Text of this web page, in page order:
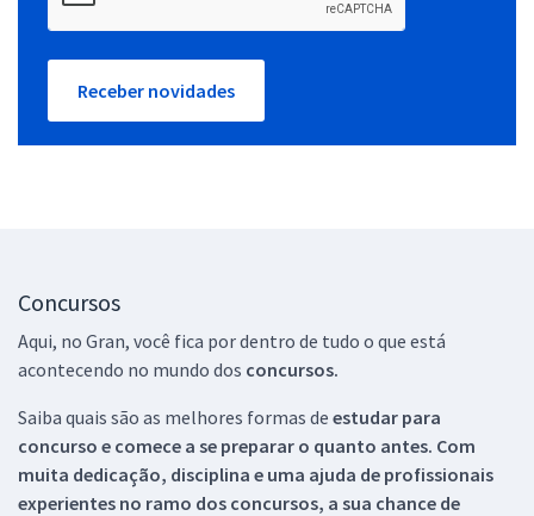
Receber novidades
Concursos
Aqui, no Gran, você fica por dentro de tudo o que está
acontecendo no mundo dos concursos.
Saiba quais são as melhores formas de estudar para
concurso e comece a se preparar o quanto antes. Com
muita dedicação, disciplina e uma ajuda de profissionais
experientes no ramo dos concursos, a sua chance de